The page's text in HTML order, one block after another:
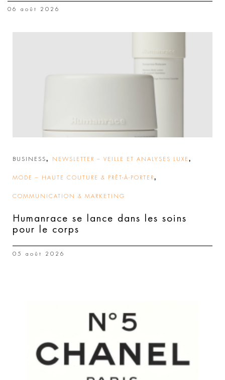
06 août 2026
BUSINESS, NEWSLETTER – VEILLE ET ANALYSES LUXE ,
MODE – HAUTE COUTURE & PRÊT-À-PORTER,
COMMUNICATION & MARKETING
Humanrace se lance dans les soins
pour le corps
05 août 2026